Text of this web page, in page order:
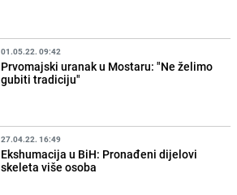
01.05.22. 09:42
Prvomajski uranak u Mostaru: "Ne želimo
gubiti tradiciju"
27.04.22. 16:49
Ekshumacija u BiH: Pronađeni dijelovi
skeleta više osoba